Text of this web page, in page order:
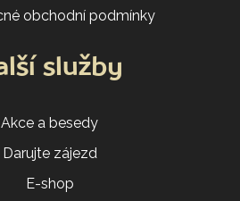
obchodní podmínky
služby
Akce a besedy
Darujte zájezd
E-shop